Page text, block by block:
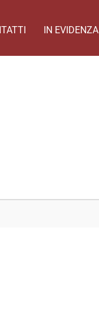
IN EVIDENZA